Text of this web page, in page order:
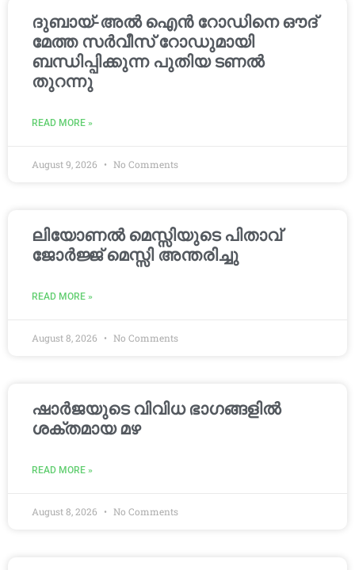
ദുബായ്-അൽ ഐൻ റോഡിനെ ഔദ്
മേത്ത സർവീസ് റോഡുമായി
ബന്ധിപ്പിക്കുന്ന പുതിയ ടണൽ
തുറന്നു
READ MORE »
August 9, 2026 No Comments
ലിയോണൽ മെസ്സിയുടെ പിതാവ്
ജോർജ്ജ് മെസ്സി അന്തരിച്ചു
READ MORE »
August 8, 2026 No Comments
ഷാർജയുടെ വിവിധ ഭാഗങ്ങളിൽ
ശക്തമായ മഴ
READ MORE »
August 8, 2026 No Comments